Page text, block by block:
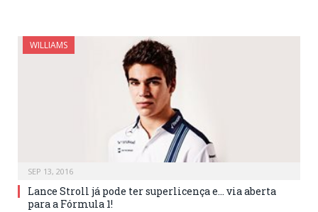
WILLIAMS
SEP 13, 2016
Lance Stroll já pode ter superlicença e… via aberta
para a Fórmula 1!